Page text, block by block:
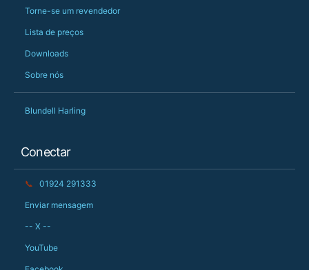
Torne-se um revendedor
Lista de preços
Downloads
Sobre nós
Blundell Harling
Conectar
📞 01924 291333
Enviar mensagem
-- X --
YouTube